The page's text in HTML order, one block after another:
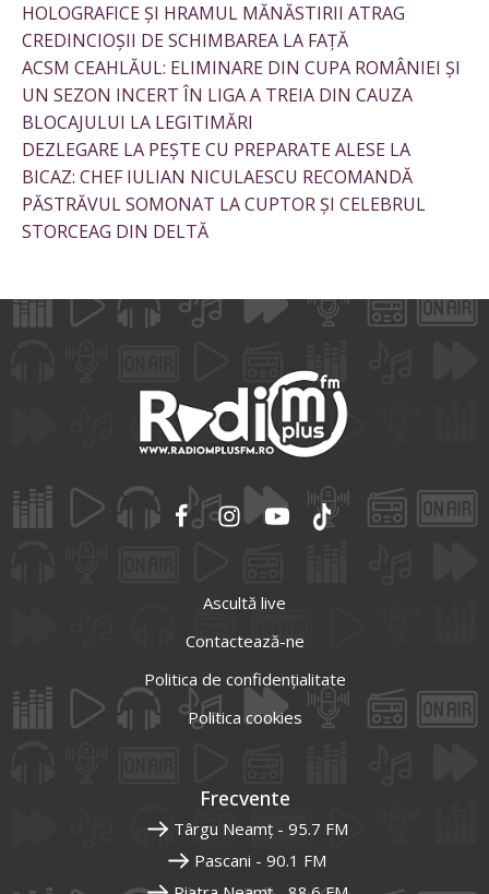
HOLOGRAFICE ȘI HRAMUL MĂNĂSTIRII ATRAG
CREDINCIOȘII DE SCHIMBAREA LA FAȚĂ
ACSM CEAHLĂUL: ELIMINARE DIN CUPA ROMÂNIEI ȘI
UN SEZON INCERT ÎN LIGA A TREIA DIN CAUZA
BLOCAJULUI LA LEGITIMĂRI
DEZLEGARE LA PEȘTE CU PREPARATE ALESE LA
BICAZ: CHEF IULIAN NICULAESCU RECOMANDĂ
PĂSTRĂVUL SOMONAT LA CUPTOR ȘI CELEBRUL
STORCEAG DIN DELTĂ
Ascultă live
Contactează-ne
Politica de confidențialitate
Politica cookies
Frecvente
Târgu Neamț - 95.7 FM
Pascani - 90.1 FM